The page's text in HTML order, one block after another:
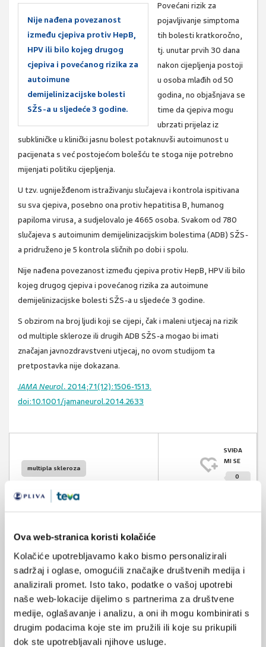
Ova web-stranica koristi kolačiće
Kolačiće upotrebljavamo kako bismo personalizirali
sadržaj i oglase, omogućili značajke društvenih medija i
analizirali promet. Isto tako, podatke o vašoj upotrebi
naše web-lokacije dijelimo s partnerima za društvene
medije, oglašavanje i analizu, a oni ih mogu kombinirati s
drugim podacima koje ste im pružili ili koje su prikupili
dok ste upotrebljavali njihove usluge.
Nije nađena povezanost
između cjepiva protiv HepB,
HPV ili bilo kojeg drugog
cjepiva i povećanog rizika za
autoimune
demijelinizacijske bolesti
SŽS-a u sljedeće 3 godine.
Povećani rizik za
pojavljivanje simptoma
tih bolesti kratkoročno,
tj. unutar prvih 30 dana
nakon cijepljenja postoji
u osoba mlađih od 50
godina, no objašnjava se
time da cjepiva mogu
ubrzati prijelaz iz
subkliničke u klinički jasnu bolest potaknuvši autoimunost u
pacijenata s već postojećom bolešću te stoga nije potrebno
mijenjati politiku cijepljenja.
U tzv. ugniježđenom istraživanju slučajeva i kontrola ispitivana
su sva cjepiva, posebno ona protiv hepatitisa B, humanog
papiloma virusa, a sudjelovalo je 4665 osoba. Svakom od 780
slučajeva s autoimunim demijelinizacijskim bolestima (ADB) SŽS-
a pridruženo je 5 kontrola sličnih po dobi i spolu.
Nije nađena povezanost između cjepiva protiv HepB, HPV ili bilo
kojeg drugog cjepiva i povećanog rizika za autoimune
demijelinizacijske bolesti SŽS-a u sljedeće 3 godine.
S obzirom na broj ljudi koji se cijepi, čak i maleni utjecaj na rizik
od multiple skleroze ili drugih ADB SŽS-a mogao bi imati
značajan javnozdravstveni utjecaj, no ovom studijom ta
pretpostavka nije dokazana.
JAMA Neurol. 2014;71(12):1506-1513.
doi:10.1001/jamaneurol.2014.2633
multipla skleroza
cijepljenje
SVIĐA
MI SE
0
VEZANI SADRŽAJ <
23.10.2024.
Svjetski dan dječje paralize, 24. 10.